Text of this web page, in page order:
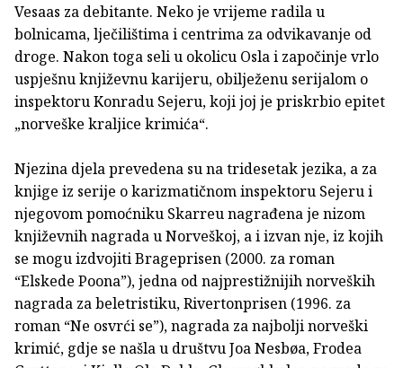
Vesaas za debitante. Neko je vrijeme radila u
bolnicama, lječilištima i centrima za odvikavanje od
droge. Nakon toga seli u okolicu Osla i započinje vrlo
uspješnu književnu karijeru, obilježenu serijalom o
inspektoru Konradu Sejeru, koji joj je priskrbio epitet
„norveške kraljice krimića“.
Njezina djela prevedena su na tridesetak jezika, a za
knjige iz serije o karizmatičnom inspektoru Sejeru i
njegovom pomoćniku Skarreu nagrađena je nizom
književnih nagrada u Norveškoj, a i izvan nje, iz kojih
se mogu izdvojiti Brageprisen (2000. za roman
“Elskede Poona”), jedna od najprestižnijih norveških
nagrada za beletristiku, Rivertonprisen (1996. za
roman “Ne osvrći se”), nagrada za najbolji norveški
krimić, gdje se našla u društvu Joa Nesbøa, Frodea